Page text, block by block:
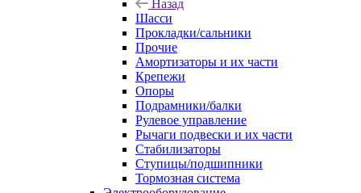
Назад
Шасси
Прокладки/сальники
Прочие
Амортизаторы и их части
Крепежи
Опоры
Подрамники/балки
Рулевое управление
Рычаги подвески и их части
Стабилизаторы
Ступицы/подшипники
Тормозная система